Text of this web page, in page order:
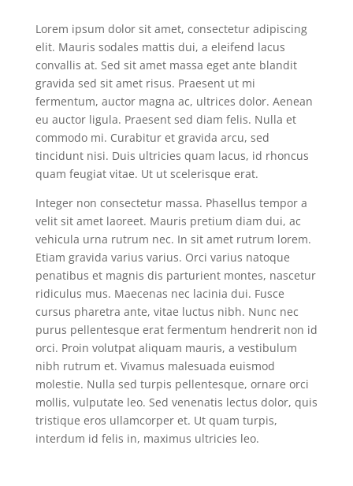
Lorem ipsum dolor sit amet, consectetur adipiscing
elit. Mauris sodales mattis dui, a eleifend lacus
convallis at. Sed sit amet massa eget ante blandit
gravida sed sit amet risus. Praesent ut mi
fermentum, auctor magna ac, ultrices dolor. Aenean
eu auctor ligula. Praesent sed diam felis. Nulla et
commodo mi. Curabitur et gravida arcu, sed
tincidunt nisi. Duis ultricies quam lacus, id rhoncus
quam feugiat vitae. Ut ut scelerisque erat.
Integer non consectetur massa. Phasellus tempor a
velit sit amet laoreet. Mauris pretium diam dui, ac
vehicula urna rutrum nec. In sit amet rutrum lorem.
Etiam gravida varius varius. Orci varius natoque
penatibus et magnis dis parturient montes, nascetur
ridiculus mus. Maecenas nec lacinia dui. Fusce
cursus pharetra ante, vitae luctus nibh. Nunc nec
purus pellentesque erat fermentum hendrerit non id
orci. Proin volutpat aliquam mauris, a vestibulum
nibh rutrum et. Vivamus malesuada euismod
molestie. Nulla sed turpis pellentesque, ornare orci
mollis, vulputate leo. Sed venenatis lectus dolor, quis
tristique eros ullamcorper et. Ut quam turpis,
interdum id felis in, maximus ultricies leo.